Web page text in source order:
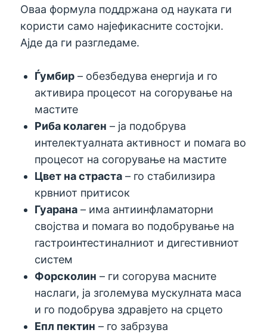
Оваа формула поддржана од науката ги
користи само најефикасните состојки.
Ајде да ги разгледаме.
Ѓумбир – обезбедува енергија и го
активира процесот на согорување на
мастите
Риба колаген – ја подобрува
интелектуалната активност и помага во
процесот на согорување на мастите
Цвет на страста – го стабилизира
крвниот притисок
Гуарана – има антиинфламаторни
својства и помага во подобрување на
гастроинтестиналниот и дигестивниот
систем
Форсколин – ги согорува масните
наслаги, ја зголемува мускулната маса
и го подобрува здравјето на срцето
Епл пектин – го забрзува